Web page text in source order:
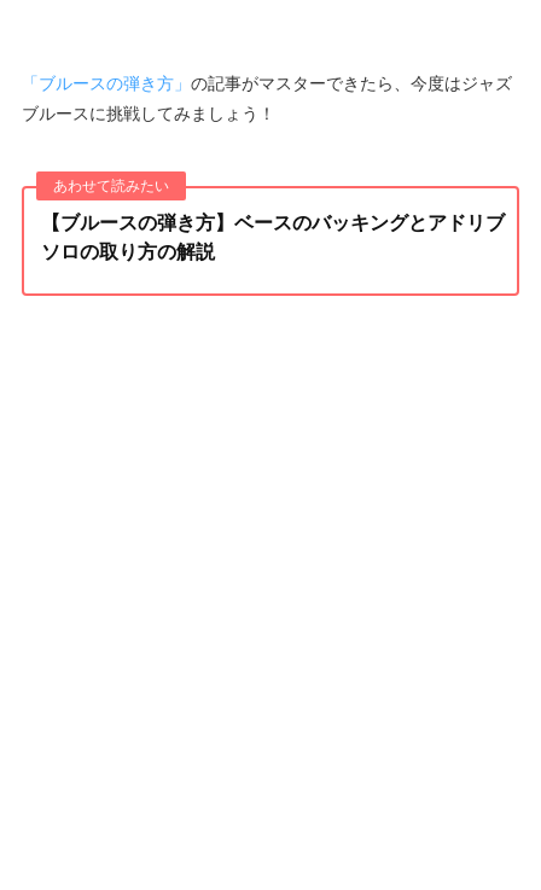
「ブルースの弾き方」 の記事がマスターできたら、今度はジャズ
ブルースに挑戦してみましょう！
【ブルースの弾き方】ベースのバッキングとアドリブ
ソロの取り方の解説